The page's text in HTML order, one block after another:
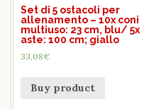
Set di 5 ostacoli per
allenamento – 10x coni
multiuso: 23 cm, blu/ 5x
aste: 100 cm; giallo
33,08€
Buy product